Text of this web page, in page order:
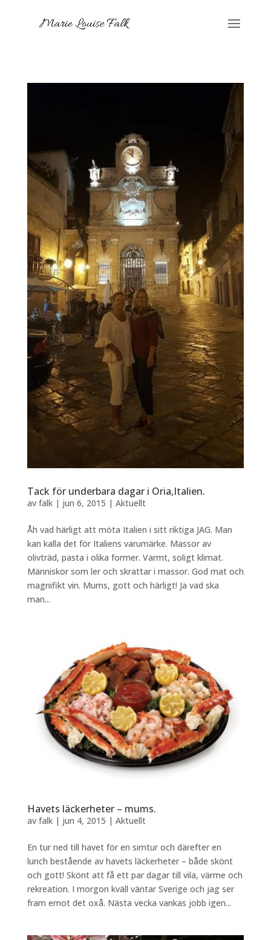
Tack för underbara dagar i Oria,Italien.
av falk| jun 6, 2015 | Aktuellt
Åh vad härligt att möta Italien i sitt riktiga JAG. Man
kan kalla det för Italiens varumärke. Massor av
olivträd, pasta i olika former. Varmt, soligt klimat.
Människor som ler och skrattar i massor. God mat och
magnifikt vin. Mums, gott och härligt! Ja vad ska
man...
Havets läckerheter – mums.
av falk| jun 4, 2015 | Aktuellt
En tur ned till havet för en simtur och därefter en
lunch bestående av havets läckerheter – både skönt
och gott! Skönt att få ett par dagar till vila, värme och
rekreation. I morgon kväll väntar Sverige och jag ser
fram emot det oxå. Nästa vecka vankas jobb igen...